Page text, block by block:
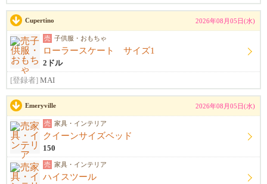
Cupertino 2026年08月05日(水)
売 子供服・おもちゃ
ローラースケート サイズ1
2ドル
[登録者] MAI
Emeryville 2026年08月05日(水)
売 家具・インテリア
クイーンサイズベッド
150
売 家具・インテリア
ハイスツール